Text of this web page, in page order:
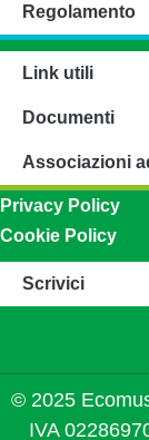
Regolamento
Link utili
Documenti
Associazioni
Privacy Policy
Cookie Policy
Scrivici
© 2025
IVA